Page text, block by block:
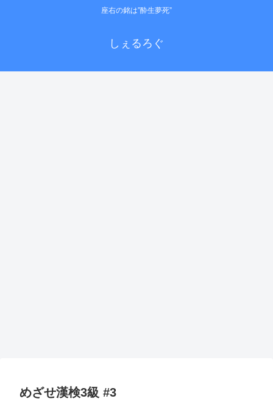
座右の銘は”酔生夢死”
しぇるろぐ
めざせ漢検3級 #3